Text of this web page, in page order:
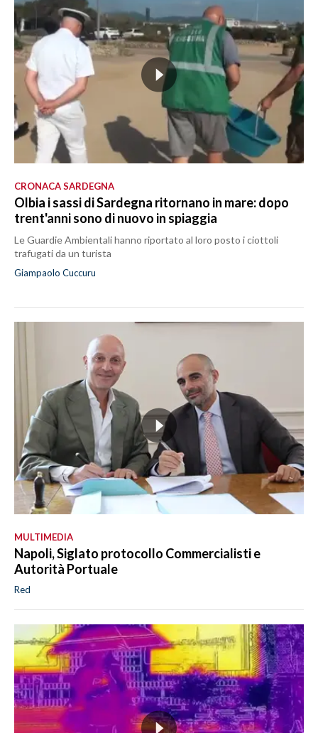
CRONACA SARDEGNA
Olbia i sassi di Sardegna ritornano in mare: dopo
trent'anni sono di nuovo in spiaggia
Le Guardie Ambientali hanno riportato al loro posto i ciottoli
trafugati da un turista
Giampaolo Cuccuru
MULTIMEDIA
Napoli, Siglato protocollo Commercialisti e
Autorità Portuale
Red